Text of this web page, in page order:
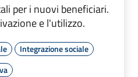
per i nuovi beneficiari.
e l'utilizzo.
Integrazione sociale